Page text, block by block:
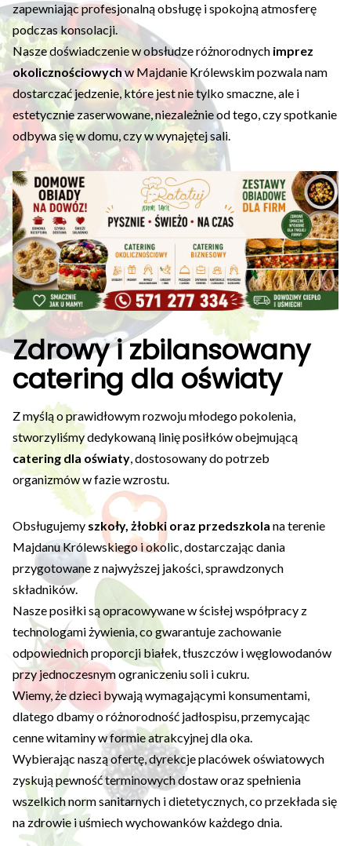
zapewniając profesjonalną obsługę i spokojną atmosferę
podczas konsolacji.
Nasze doświadczenie w obsłudze różnorodnych imprez
okolicznościowychw Majdanie Królewskim pozwala nam
dostarczać jedzenie, które jest nie tylko smaczne, ale i
estetycznie zaserwowane, niezależnie od tego, czy spotkanie
odbywa się w domu, czy w wynajętej sali.
Zdrowy i zbilansowany
catering dla oświaty
Z myślą o prawidłowym rozwoju młodego pokolenia,
stworzyliśmy dedykowaną linię posiłków obejmującą
catering dla oświaty, dostosowany do potrzeb
organizmów w fazie wzrostu.
Obsługujemy szkoły, żłobki oraz przedszkola na terenie
Majdanu Królewskiego i okolic, dostarczając dania
przygotowane z najwyższej jakości, sprawdzonych
składników.
Nasze posiłki są opracowywane w ścisłej współpracy z
technologami żywienia, co gwarantuje zachowanie
odpowiednich proporcji białek, tłuszczów i węglowodanów
przy jednoczesnym ograniczeniu soli i cukru.
Wiemy, że dzieci bywają wymagającymi konsumentami,
dlatego dbamy o różnorodność jadłospisu, przemycając
cenne witaminy w formie atrakcyjnej dla oka.
Wybierając naszą ofertę, dyrekcje placówek oświatowych
zyskują pewność terminowych dostaw oraz spełnienia
wszelkich norm sanitarnych i dietetycznych, co przekłada się
na zdrowie i uśmiech wychowanków każdego dnia.